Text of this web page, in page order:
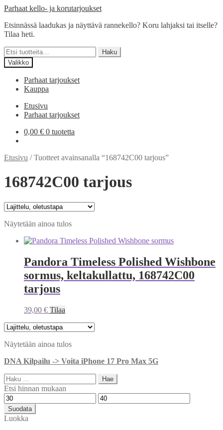
Siirry
Siirry
Parhaat kello- ja korutarjoukset
Etsinnässä laadukas ja näyttävä rannekello? Koru lahjaksi tai itselle?
Tilaa heti.
Etsi:
Haku
Valikko
Parhaat tarjoukset
Kauppa
Etusivu
Parhaat tarjoukset
0,00 € 0 tuotetta
Etusivu /Tuotteet avainsanalla “168742C00 tarjous”
168742C00 tarjous
Näytetään ainoa tulos
Pandora Timeless Polished Wishbone
sormus, keltakullattu, 168742C00
tarjous
39,00 € Tilaa
Näytetään ainoa tulos
DNA Kilpailu -> Voita iPhone 17 Pro Max 5G
Haku:
Etsi hinnan mukaan
Minimihinta
Maksimihinta
Suodata
Luokka